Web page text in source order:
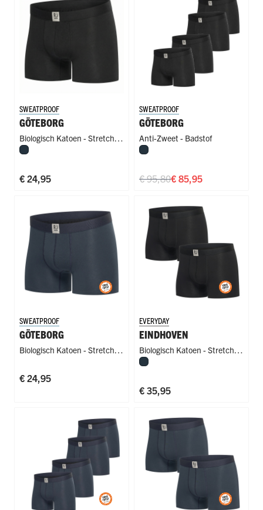
SWEATPROOF
GÖTEBORG
Biologisch Katoen - Stretch,
Anti-Zweet - Badstof
Navy
€ 24,95
SWEATPROOF
GÖTEBORG
Anti-Zweet - Badstof
Navy
€ 85,95
€ 95,80
SWEATPROOF
GÖTEBORG
Biologisch Katoen - Stretch,
€ 24,95
EVERYDAY
EINDHOVEN
Biologisch Katoen - Stretch,
Badstof Kruis - Lekvrij
Navy
€ 35,95